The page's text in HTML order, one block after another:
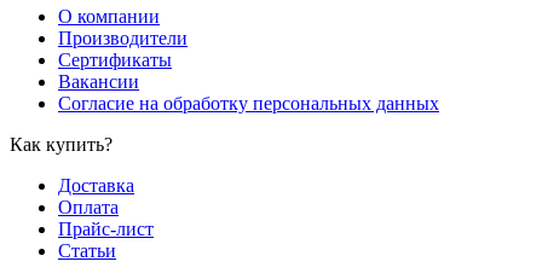
О компании
Производители
Сертификаты
Вакансии
Согласие на обработку персональных данных
Как купить?
Доставка
Оплата
Прайс-лист
Статьи